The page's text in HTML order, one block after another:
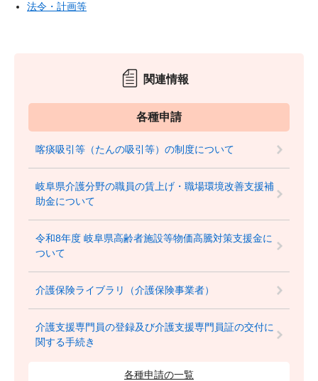
法令・計画等
関連情報
各種申請
喀痰吸引等（たんの吸引等）の制度について
岐阜県介護分野の職員の賃上げ・職場環境改善支援補
助金について
令和8年度 岐阜県高齢者施設等物価高騰対策支援金に
ついて
介護保険ライブラリ（介護保険事業者）
介護支援専門員の登録及び介護支援専門員証の交付に
関する手続き
各種申請の一覧